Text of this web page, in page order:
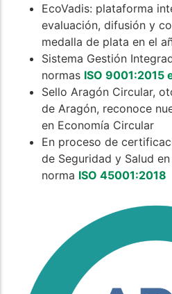
EcoVadis: plataforma
evaluación, difusión y
medalla de plata en el
Sistema Gestión
normas ISO 9001:2015
Sello Aragón Circular,
de Aragón, reconoce
en Economía Circular
En proceso de
de Seguridad y Salud
norma ISO 45001:2018